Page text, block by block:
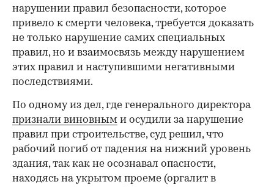
нарушении правил безопасности, которое
привело к смерти человека, требуется доказать
не только нарушение самих специальных
правил, но и взаимосвязь между нарушением
этих правил и наступившими негативными
последствиями.
По одному из дел, где генерального директора
признали виновным и осудили за нарушение
правил при строительстве, суд решил, что
рабочий погиб от падения на нижний уровень
здания, так как не осознавал опасности,
находясь на укрытом проеме (оргалит в